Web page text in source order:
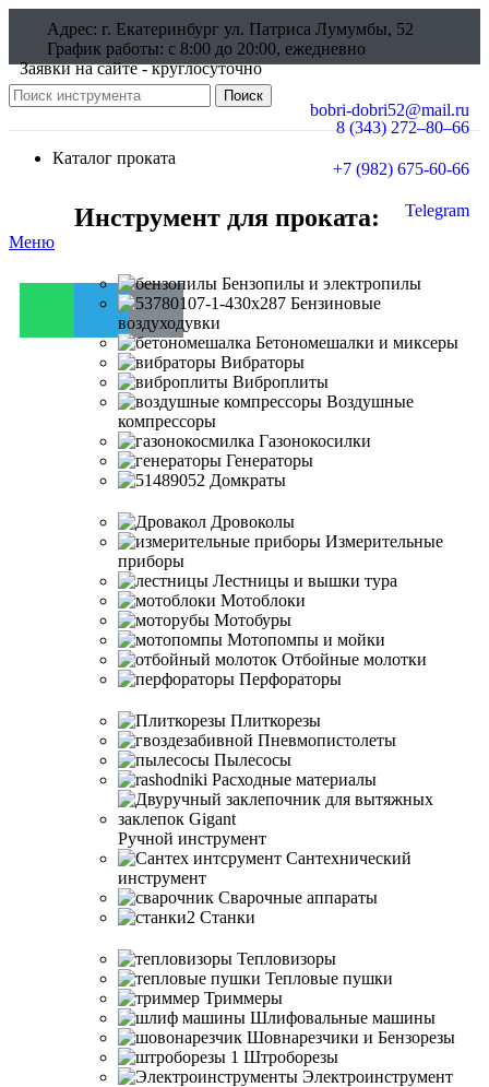
Адрес: г. Екатеринбург ул. Патриса Лумумбы, 52
График работы: c 8:00 до 20:00, ежедневно
Заявки на сайте - круглосуточно
bobri-dobri52@mail.ru
Поиск
8 (343) 272–80–66
+7 (982) 675-60-66
Telegram
Меню
Каталог проката
Инструмент для проката:
Бензопилы и электропилы
Бензиновые
воздуходувки
Бетономешалки и миксеры
Вибраторы
Виброплиты
Воздушные
компрессоры
Газонокосилки
Генераторы
Домкраты
Дровоколы
Измерительные
приборы
Лестницы и вышки тура
Мотоблоки
Мотобуры
Мотопомпы и мойки
Отбойные молотки
Перфораторы
Плиткорезы
Пневмопистолеты
Пылесосы
Расходные материалы
Ручной инструмент
Сантехнический
инструмент
Сварочные аппараты
Станки
Тепловизоры
Тепловые пушки
Триммеры
Шлифовальные машины
Шовнарезчики и Бензорезы
Штроборезы
Электроинструмент